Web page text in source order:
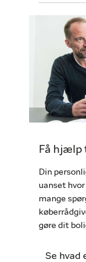
Få hjælp
Din
uanset
mange
gøre dit
Se hvad